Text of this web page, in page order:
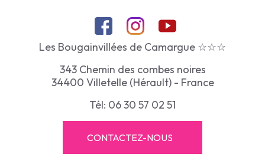
Les Bougainvillées de Camargue ☆☆☆
343 Chemin des combes noires
34400 Villetelle (Hérault) - France
Tél: 06 30 57 02 51
CONTACTEZ-NOUS